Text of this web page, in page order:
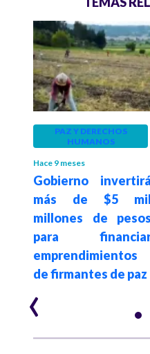
PAZ Y DERECHOS
HUMANOS
Hace 9 meses
Gobierno invertirá
más de $5 mil
millones de pesos
para
emprendimientos
de firmantes de paz
‹